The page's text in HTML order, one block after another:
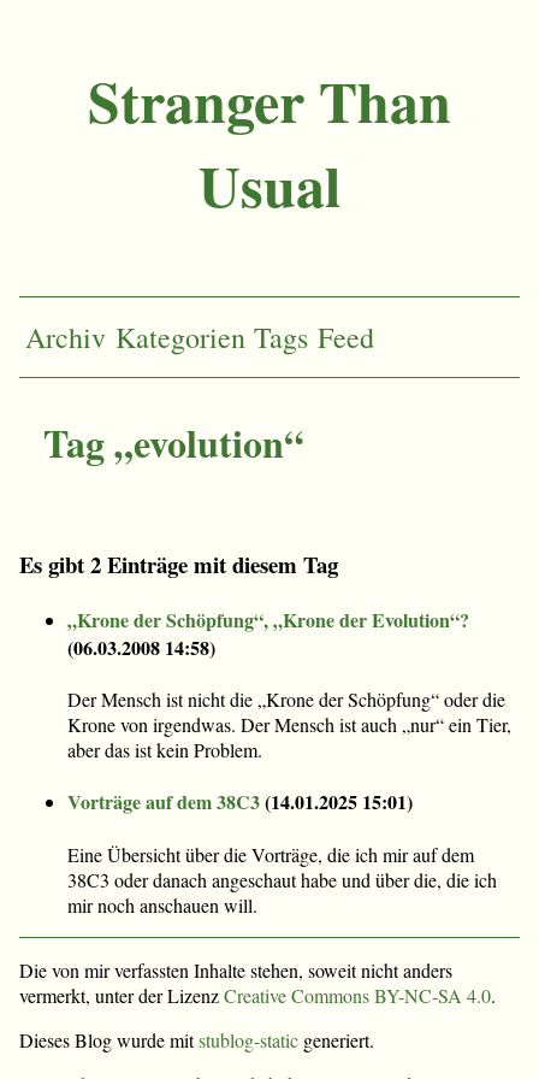
Stranger Than
Usual
Archiv Kategorien Tags Feed
Tag „evolution“
Es gibt 2 Einträge mit diesem Tag
„Krone der Schöpfung“, „Krone der Evolution“?
(06.03.2008 14:58)
Der Mensch ist nicht die „Krone der Schöpfung“ oder die
Krone von irgendwas. Der Mensch ist auch „nur“ ein Tier,
aber das ist kein Problem.
Vorträge auf dem 38C3(14.01.2025 15:01)
Eine Übersicht über die Vorträge, die ich mir auf dem
38C3 oder danach angeschaut habe und über die, die ich
mir noch anschauen will.
Die von mir verfassten Inhalte stehen, soweit nicht anders
vermerkt, unter der LizenzCreative Commons BY-NC-SA 4.0.
Dieses Blog wurde mitstublog-static generiert.